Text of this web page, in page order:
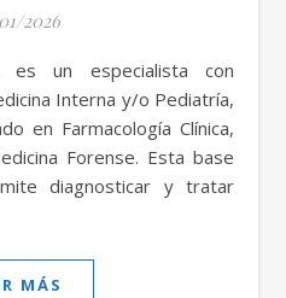
2026
Interna y/o Pediatría,
en Farmacología Clínica,
Forense. Esta base
diagnosticar y tratar
MÁS